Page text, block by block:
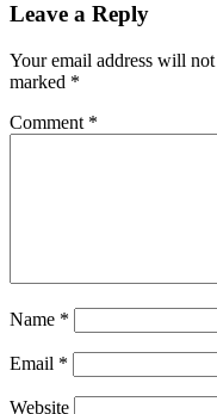
Leave a Reply
Your email address will
marked *
Comment *
Name *
Email *
Website